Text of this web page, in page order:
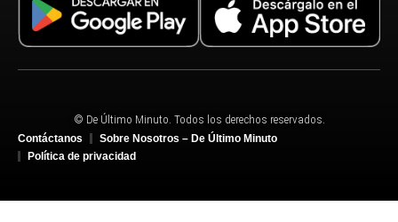
© De Último Minuto. Todos los derechos reservados.
Contáctanos
Sobre Nosotros – De Último Minuto
Política de privacidad